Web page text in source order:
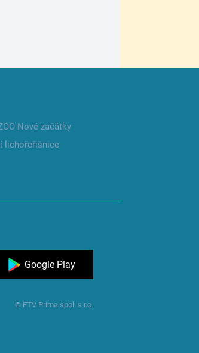
Nové začátky
lichořeřišnice
Google Play
© FTV Prima spol. s r.o.